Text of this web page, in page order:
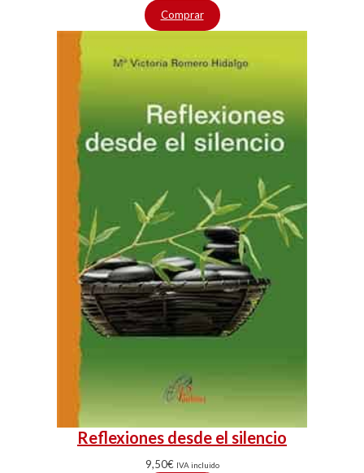
Comprar
Reflexiones desde el silencio
9,50€ IVA incluido